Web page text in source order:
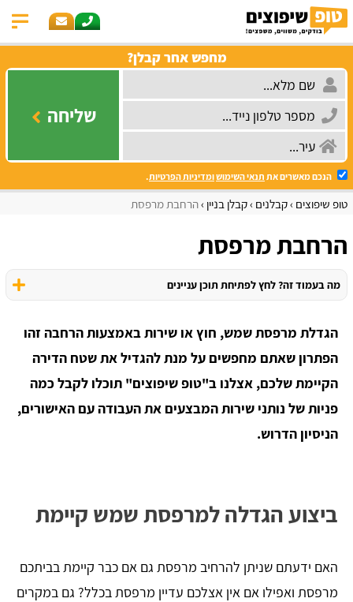
מחפש אחר קבלן?
שליחה
הנכם מאשרים את תנאי השימושומדיניות הפרטיות.
טופ שיפוצים קבלנים קבלן בניין הרחבת מרפסת
הרחבת מרפסת
מה בעמוד זה? לחץ לפתיחת תוכן עניינים
הגדלת מרפסת שמש, חוץ או שירות באמצעות הרחבה זהו
הפתרון שאתם מחפשים על מנת להגדיל את שטח הדירה
הקיימת שלכם, אצלנו ב"טופ שיפוצים" תוכלו לקבל כמה
פניות של נותני שירות המבצעים את העבודה עם האישורים,
הניסיון הדרוש.
ביצוע הגדלה למרפסת שמש קיימת
האם ידעתם שניתן להרחיב מרפסת גם אם כבר קיימת בביתכם
מרפסת ואפילו אם אין אצלכם עדיין מרפסת בכלל? גם במקרים